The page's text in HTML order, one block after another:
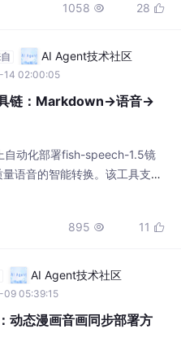
1058  28 
AI Agent技术社区
14 02:00:05
链：Markdown→语音→
自动化部署fish-speech-1.5镜
语音的智能转换。该工具支持
频配音、有声书制作等场景，
895  11 
AI Agent技术社区
05:39:15
动态漫画音画同步部署方